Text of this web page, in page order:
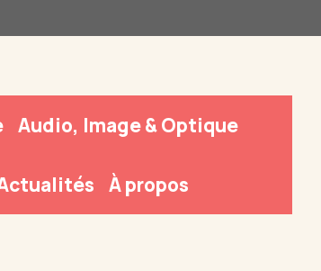
Audio, Image & Optique
À propos